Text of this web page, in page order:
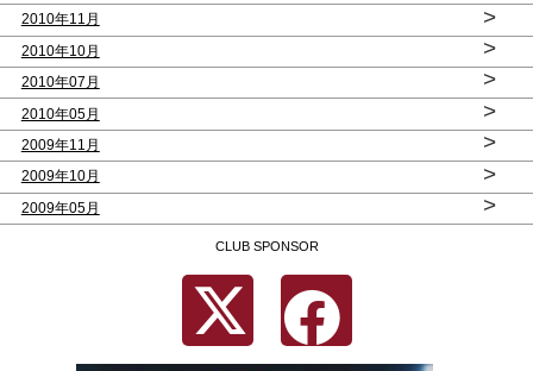
2010年11月 >
2010年10月 >
2010年07月 >
2010年05月 >
2009年11月 >
2009年10月 >
2009年05月 >
CLUB SPONSOR